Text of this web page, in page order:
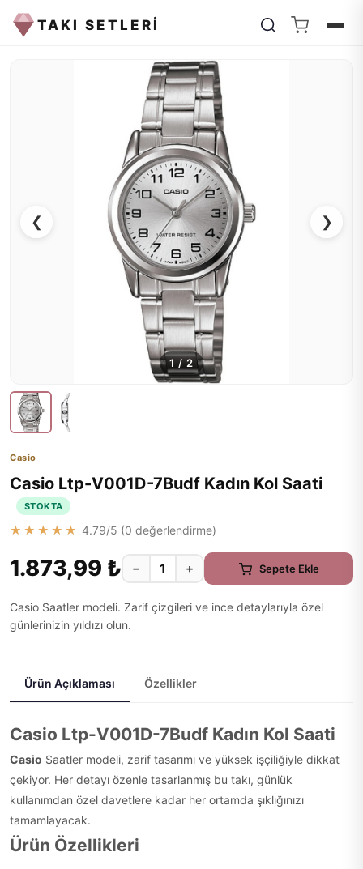
TAKI SETLERİ
❮ ❯
1/2
Casio
Casio Ltp-V001D-7Budf Kadın Kol Saati
STOKTA
★★★★★ 4.79/5 (0 değerlendirme)
1.873,99 ₺ − + Sepete Ekle
Casio Saatler modeli. Zarif çizgileri ve ince detaylarıyla özel
günlerinizin yıldızı olun.
Ürün Açıklaması Özellikler
Casio Ltp-V001D-7Budf Kadın Kol Saati
Casio Saatler modeli, zarif tasarımı ve yüksek işçiliğiyle dikkat
çekiyor. Her detayı özenle tasarlanmış bu takı, günlük
kullanımdan özel davetlere kadar her ortamda şıklığınızı
tamamlayacak.
Ürün Özellikleri